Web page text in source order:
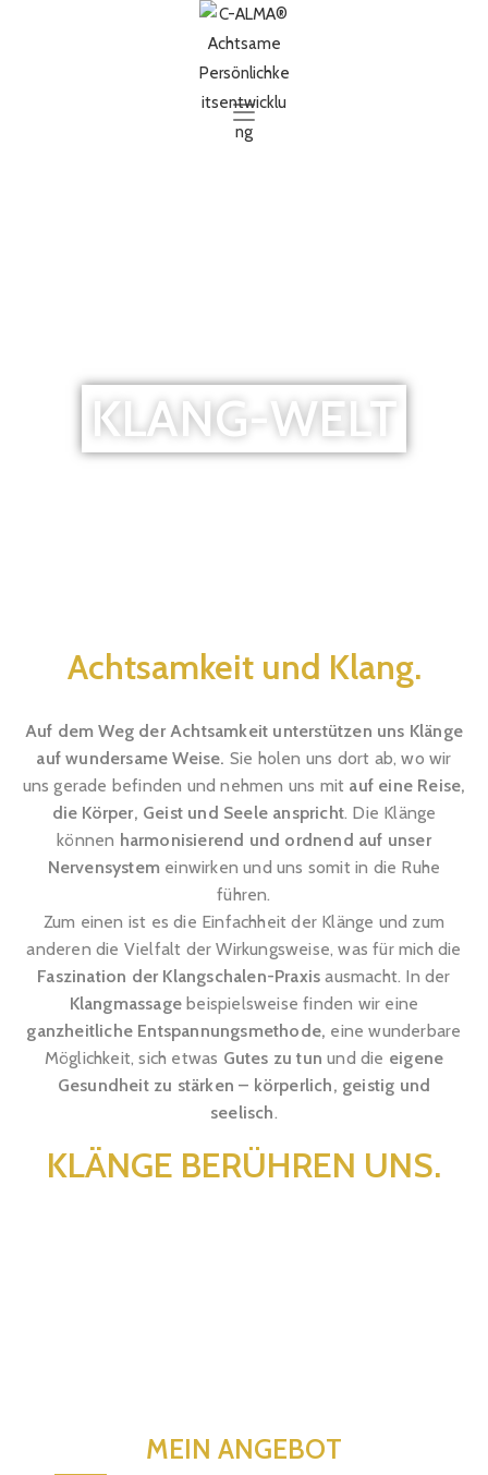
KLANG-WELT
Achtsamkeit und Klang.
Auf dem Weg der Achtsamkeit unterstützen uns Klänge
auf wundersame Weise. Sie holen uns dort ab, wo wir
uns gerade befinden und nehmen uns mit auf eine Reise,
die Körper, Geist und Seele anspricht. Die Klänge
können harmonisierend und ordnend auf unser
Nervensystem einwirken und uns somit in die Ruhe
führen.
Zum einen ist es die Einfachheit der Klänge und zum
anderen die Vielfalt der Wirkungsweise, was für mich die
Faszination der Klangschalen-Praxis ausmacht. In der
Klangmassage beispielsweise finden wir eine
ganzheitliche Entspannungsmethode, eine wunderbare
Möglichkeit, sich etwas Gutes zu tun und die eigene
Gesundheit zu stärken – körperlich, geistig und
seelisch.
KLÄNGE BERÜHREN UNS.
MEIN ANGEBOT